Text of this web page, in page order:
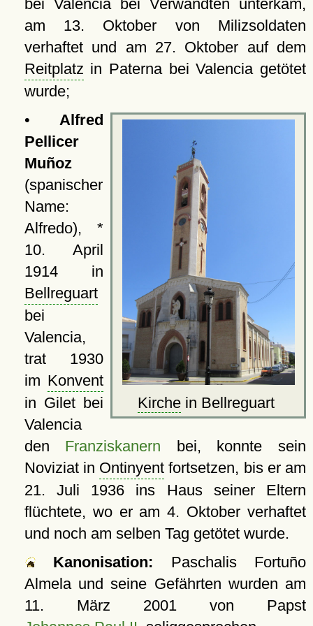
bei Valencia bei Verwandten unterkam,
am 13. Oktober von Milizsoldaten
verhaftet und am 27. Oktober auf dem
Reitplatz in Paterna bei Valencia getötet
wurde;
Kirche in Bellreguart
• Alfred
Pellicer
Muñoz
(spanischer
Name:
Alfredo), *
10. April
1914 in
Bellreguart
bei
Valencia,
trat 1930
im Konvent
in Gilet bei
Valencia
den Franziskanern bei, konnte sein
Noviziat in Ontinyent fortsetzen, bis er am
21. Juli 1936 ins Haus seiner Eltern
flüchtete, wo er am 4. Oktober verhaftet
und noch am selben Tag getötet wurde.
Kanonisation: Paschalis Fortuño
Almela und seine Gefährten wurden am
11. März 2001von Papst